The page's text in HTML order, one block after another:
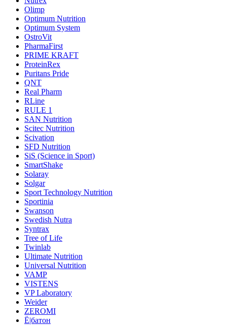
Olimp
Optimum Nutrition
Optimum System
OstroVit
PharmaFirst
PRIME KRAFT
ProteinRex
Puritans Pride
QNT
Real Pharm
RLine
RULE 1
SAN Nutrition
Scitec Nutrition
Scivation
SFD Nutrition
SiS (Science in Sport)
SmartShake
Solaray
Solgar
Sport Technology Nutrition
Sportinia
Swanson
Swedish Nutra
Syntrax
Tree of Life
Twinlab
Ultimate Nutrition
Universal Nutrition
VAMP
VISTENS
VP Laboratory
Weider
ZEROMI
Ё|батон